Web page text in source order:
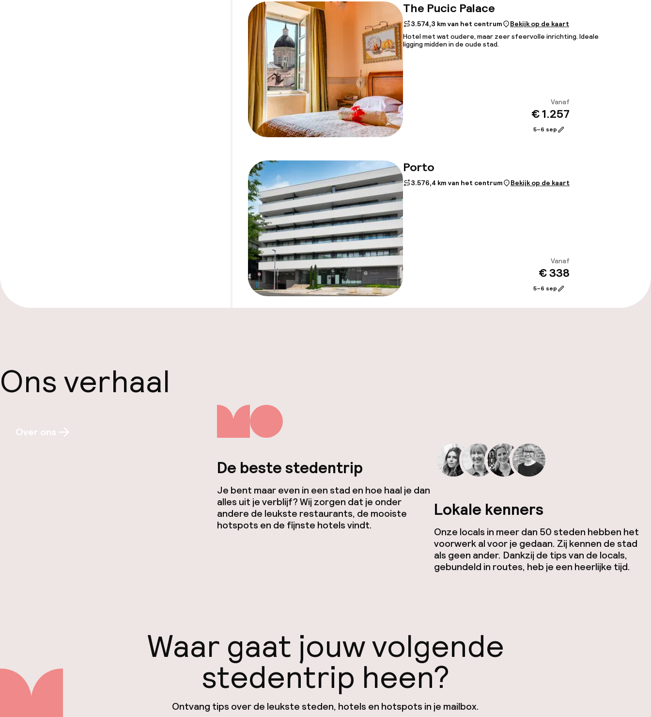
The Pucic Palace
3.574,3 km van het centrum
Bekijk op de kaart
Hotel met wat oudere, maar zeer sfeervolle inrichting. Ideale
ligging midden in de oude stad.
Vanaf
€ 1.257
5–6 sep
Porto
3.576,4 km van het centrum Bekijk op de kaart
Vanaf
€ 338
5–6 sep
Ons verhaal
Over ons
De beste stedentrip
Je bent maar even in een stad en hoe haal je dan
alles uit je verblijf? Wij zorgen dat je onder
andere de leukste restaurants, de mooiste
hotspots en de fijnste hotels vindt.
Lokale kenners
Onze locals in meer dan 50 steden hebben het
voorwerk al voor je gedaan. Zij kennen de stad
als geen ander. Dankzij de tips van de locals,
gebundeld in routes, heb je een heerlijke tijd.
Waar gaat jouw volgende
stedentrip heen?
Ontvang tips over de leukste steden, hotels en hotspots in je mailbox.